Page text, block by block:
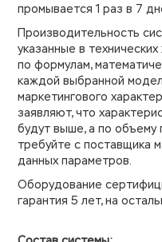
промывается 1 раз в 7
Производительность
указанные в
по формулам,
каждой выбранной
маркетингового
заявляют, что
будут выше, а по
требуйте с поставщика
данных параметров.
Оборудование
гарантия 5 лет, на